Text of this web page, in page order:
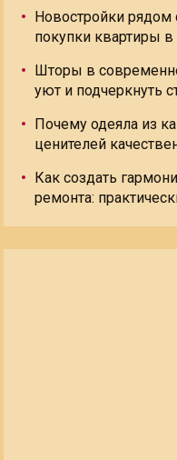
Новостройки
покупки квартиры
Шторы в
уют и подчеркнуть
Почему одеяла из
ценителей
Как создать
ремонта: